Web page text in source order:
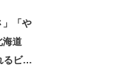
」「や
道
るビジ